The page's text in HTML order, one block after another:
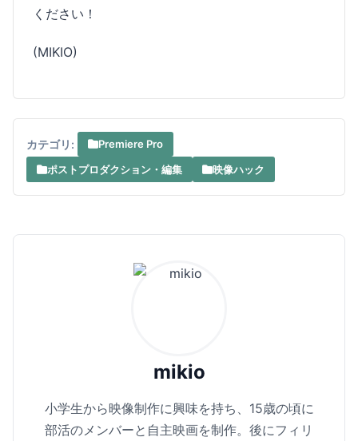
ください！
(MIKIO)
カテゴリ:
Premiere Pro
ポストプロダクション・編集
映像ハック
mikio
小学生から映像制作に興味を持ち、15歳の頃に
部活のメンバーと自主映画を制作。後にフィリ